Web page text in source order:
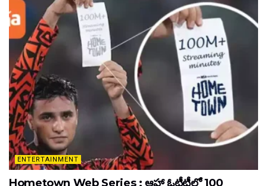
ENTERTAINMENT
Hometown Web Series : ఆహా ఓటీటీలో 100